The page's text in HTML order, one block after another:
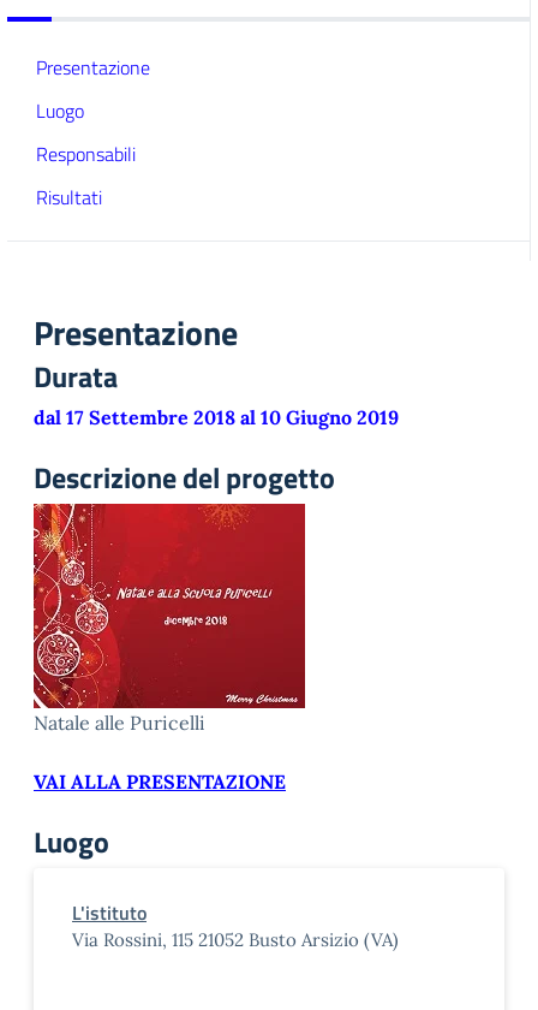
Presentazione
Luogo
Responsabili
Risultati
Presentazione
Durata
dal 17 Settembre 2018 al 10 Giugno 2019
Descrizione del progetto
Natale alle Puricelli
VAI ALLA PRESENTAZIONE
Luogo
L'istituto
Via Rossini, 115 21052 Busto Arsizio (VA)